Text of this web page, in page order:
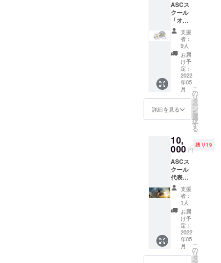
間ランキン
□ シルクドソ
レイユ演目
□ スケートス
□ Ice Cross
Downhill（ア
イススケー
ト競技）日
本代表
活動す
る代
表・安
床栄人
のオリ
ジナル
イラス
トを予
定して
います
（画像
はサン
プルデ
ザイン
のポス
トカー
サイ
ズ）
ASCス
クール
「オリ
ジナル
ステッ
カー２
枚」を
お届け
させて
いただ
きま
す。
「ポス
トカー
ド」は
ターと
しても
活動す
る代
表・安
床栄人
のオリ
ジナル
イラス
トを予
定して
いま
す。 ◯
オリジ
ナルス
テッ
支援
者：
9人
お届
け予
定：
2022
年05
月
詳細を見る
こ
の
リ
タ
ー
ン
を
選
択
す
る
10,
000 円
残り19
ASCス
クール
代表・
安床栄
人率い
る"tea
m
GOOD
SKATE
S"のス
ケー
ティン
グを収
支援
者：
1人
お届
け予
定：
2022
年05
月
こ
の
リ
タ